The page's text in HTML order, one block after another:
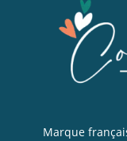
Marque